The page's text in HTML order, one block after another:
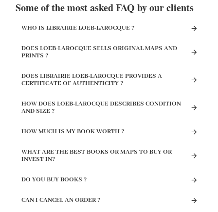
Some of the most asked FAQ by our clients
WHO IS LIBRAIRIE LOEB-LAROCQUE ?
DOES LOEB-LAROCQUE SELLS ORIGINAL MAPS AND
PRINTS ?
DOES LIBRAIRIE LOEB-LAROCQUE PROVIDES A
CERTIFICATE OF AUTHENTICITY ?
HOW DOES LOEB-LAROCQUE DESCRIBES CONDITION
AND SIZE ?
HOW MUCH IS MY BOOK WORTH ?
WHAT ARE THE BEST BOOKS OR MAPS TO BUY OR
INVEST IN?
DO YOU BUY BOOKS ?
CAN I CANCEL AN ORDER ?